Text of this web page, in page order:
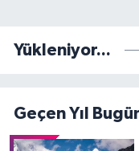
Yükleniyor...
Geçen Yıl